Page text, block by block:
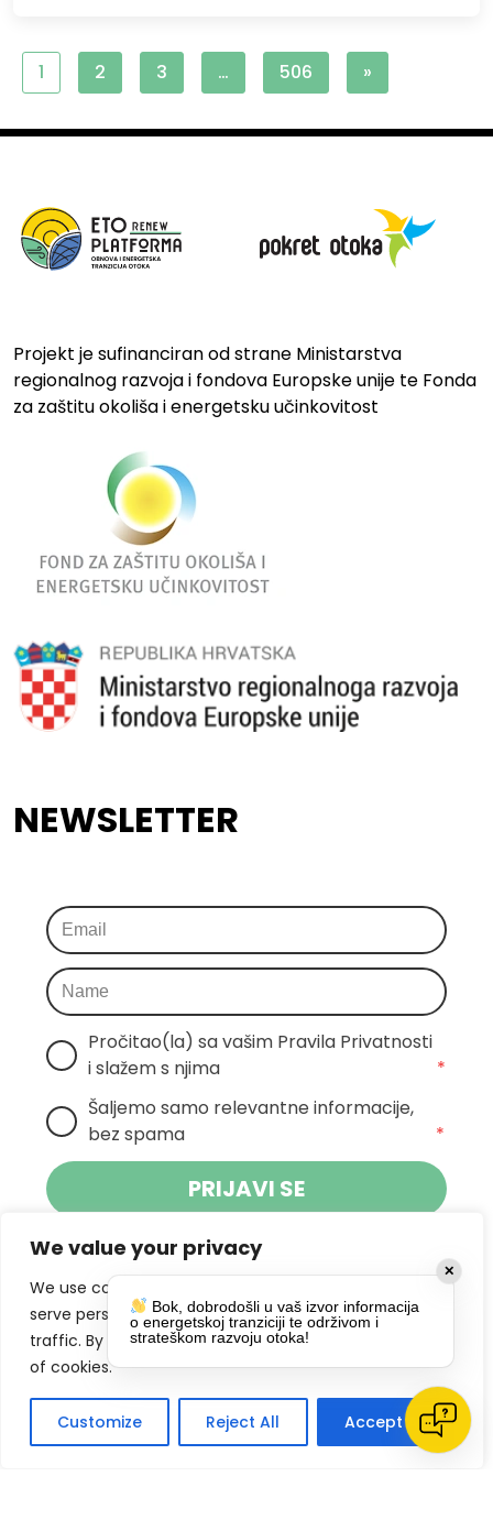
We value your privacy
We use cookies to enhance your browsing experience,
serve personalized ads or content, and analyze our
traffic. By clicking "Accept All", you consent to our use
of cookies.
Customize Reject All Accept All
1 2 3 … 506 »
Projekt je sufinanciran od strane Ministarstva
regionalnog razvoja i fondova Europske unije te Fonda
za zaštitu okoliša i energetsku učinkovitost
NEWSLETTER
Pročitao(la) sa vašim Pravila Privatnosti
i slažem s njima
*
Šaljemo samo relevantne informacije,
bez spama
*
PRIJAVI SE
Klikom na gumb dajete suglasnost za
primanje novosti Pokreta Otoka te se
slažete spolitikom privatnosti.
DRUŠTVENE MREŽE
✕
Bok, dobrodošli u vaš izvor informacija
o energetskoj tranziciji te održivom i
strateškom razvoju otoka!